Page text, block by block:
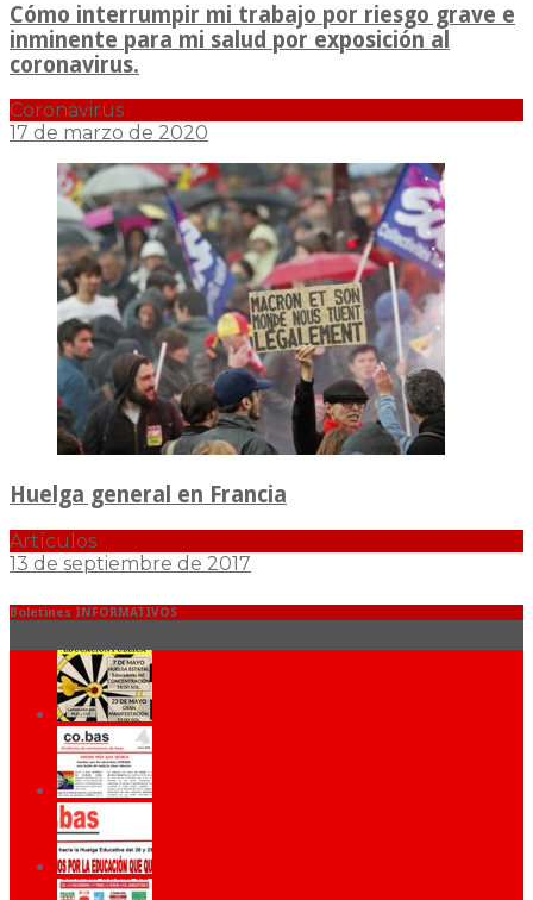
Cómo interrumpir mi trabajo por riesgo grave e
inminente para mi salud por exposición al
coronavirus.
Coronavirus
17 de marzo de 2020
Huelga general en Francia
Artículos
13 de septiembre de 2017
Boletines INFORMATIVOS